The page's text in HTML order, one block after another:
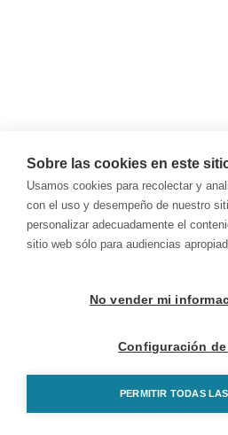
Sobre las cookies en este
Usamos cookies para recolectar y
con el uso y desempeño de nuestro
personalizar adecuadamente el
sitio web sólo para audiencias
No vender mi
Configuración
PERMITIR TODAS